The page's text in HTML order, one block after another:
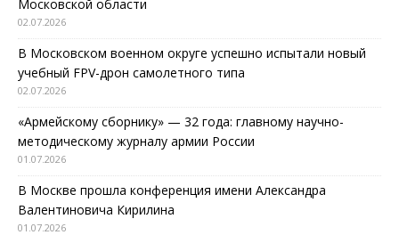
Московской области
02.07.2026
В Московском военном округе успешно испытали новый
учебный FPV-дрон самолетного типа
02.07.2026
«Армейскому сборнику» — 32 года: главному научно-
методическому журналу армии России
01.07.2026
В Москве прошла конференция имени Александра
Валентиновича Кирилина
01.07.2026